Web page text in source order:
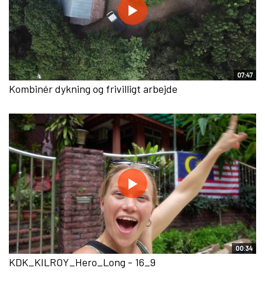
07:47
Kombinér dykning og frivilligt arbejde
00:34
KDK_KILROY_Hero_Long - 16_9